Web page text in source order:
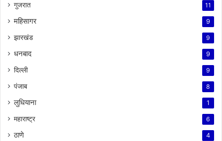
गुजरात 11
महिसागर 9
झारखंड 9
धनबाद 9
दिल्ली 9
पंजाब 8
लुधियाना 1
महाराष्ट्र 6
ठाणे 4